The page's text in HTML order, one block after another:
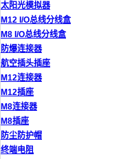
太阳光模拟器
M12 I/O总线分线盒
M8 I/O总线分线盒
防爆连接器
航空插头插座
M12连接器
M12插座
M8连接器
M8插座
防尘防护帽
终端电阻